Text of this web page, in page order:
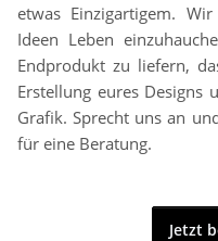
etwas Einzigartigem.
Ideen Leben
Endprodukt zu liefern,
Erstellung eures Designs
Grafik. Sprecht uns an
für eine Beratung.
Jetzt